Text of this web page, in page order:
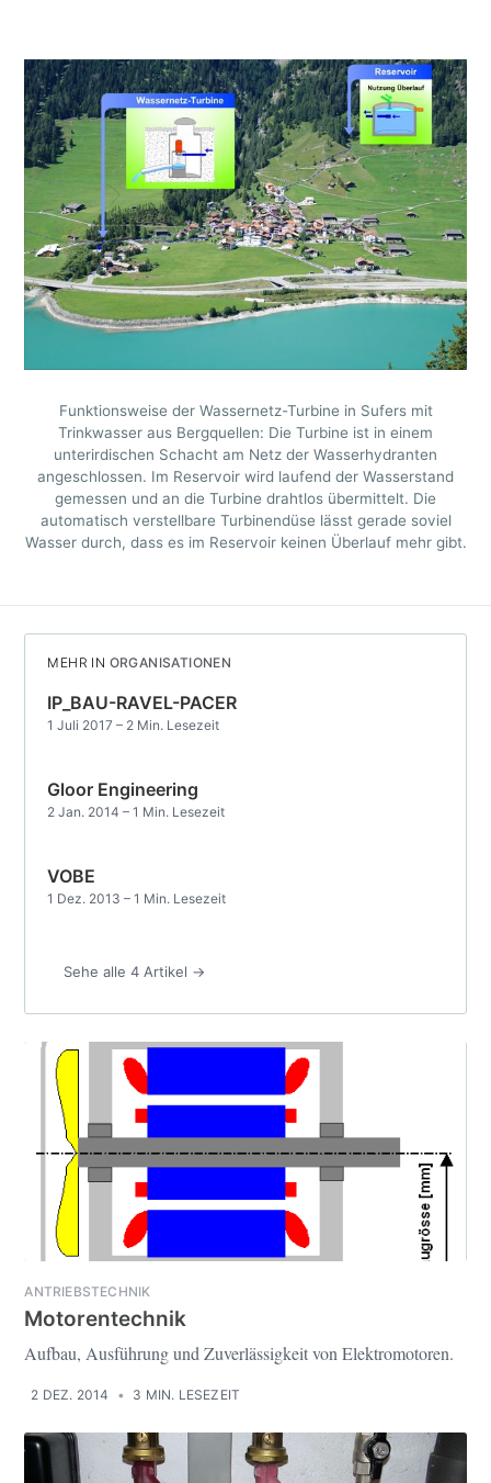
Funktionsweise der Wassernetz-Turbine in Sufers mit
Trinkwasser aus Bergquellen: Die Turbine ist in einem
unterirdischen Schacht am Netz der Wasserhydranten
angeschlossen. Im Reservoir wird laufend der Wasserstand
gemessen und an die Turbine drahtlos übermittelt. Die
automatisch verstellbare Turbinendüse lässt gerade soviel
Wasser durch, dass es im Reservoir keinen Überlauf mehr gibt.
MEHR IN ORGANISATIONEN
IP_BAU-RAVEL-PACER
1 Juli 2017 – 2 Min. Lesezeit
Gloor Engineering
2 Jan. 2014 – 1 Min. Lesezeit
VOBE
1 Dez. 2013 – 1 Min. Lesezeit
Sehe alle 4 Artikel →
ANTRIEBSTECHNIK
Motorentechnik
Aufbau, Ausführung und Zuverlässigkeit von Elektromotoren.
2 DEZ. 2014 • 3 MIN. LESEZEIT